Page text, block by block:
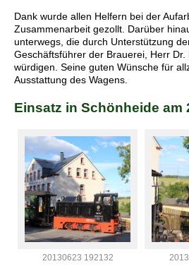
Dank wurde allen Helfern bei der
Zusammenarbeit gezollt. Darüber
unterwegs, die durch Unterstützung
Geschäftsführer der Brauerei, Herr
würdigen. Seine guten Wünsche für
Ausstattung des Wagens.
Einsatz in Schönheide am
20130623 192132